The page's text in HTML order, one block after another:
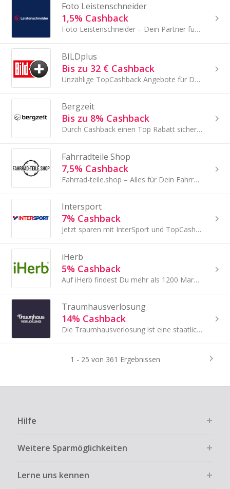
Foto Leistenschneider
1,5% Cashback
Foto Leistenschneider – Dein Partner für Fotografie und Videografie
BILDplus
Bis zu 32 € Cashback
Unzählige TopCashback Angebote für Dein neues BILD Plus Abo, finde bei uns das richtige Cashback Angebot für Dich und spare bares Geld.
Bergzeit
Bis zu 8% Cashback
Durch Cashback einen Top Rabatt sichern bei Bergzeit!
Fahrradteile Shop
7,5% Cashback
Fahrrad-teile.shop – Alles für Dein Fahrrad und mehr
Intersport
7% Cashback
Jetzt sparen mit InterSport und TopCashback!
iHerb
5% Cashback
Auf iHerb findest Du mehr als 1200 Marken und 30 000 Markenprodukte aus dem Bereich Gesundheit und Natur.
Traumhausverlosung
14% Cashback
Die Traumhausverlosung ist eine staatlich genehmigte Soziallotterie, bei der alle drei Monate ein komplett möbliertes Traumhaus verlost wird.
1 - 25 von 361 Ergebnissen
Hilfe
Weitere Sparmöglichkeiten
Lerne uns kennen